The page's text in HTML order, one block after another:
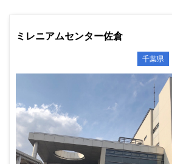
ミレニアムセンター佐倉
千葉県